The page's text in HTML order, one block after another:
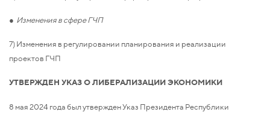
● Изменения в сфере ГЧП
7) Изменения в регулировании планирования и реализации
проектов ГЧП
УТВЕРЖДЕН УКАЗ О ЛИБЕРАЛИЗАЦИИ ЭКОНОМИКИ
8 мая 2024 года был утвержден Указ Президента Республики